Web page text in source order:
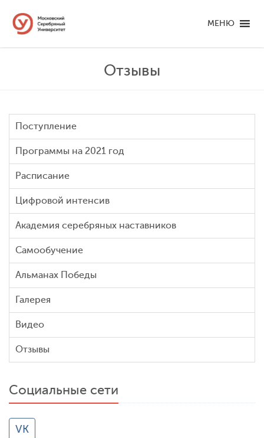
МЕНЮ
Отзывы
Поступление
Программы на 2021 год
Расписание
Цифровой интенсив
Академия серебряных наставников
Самообучение
Альманах Победы
Галерея
Видео
Отзывы
Социальные сети
VK